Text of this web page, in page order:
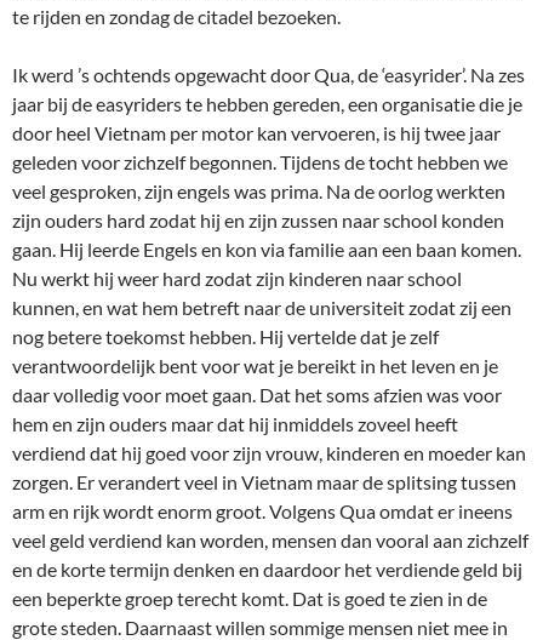
te rijden en zondag de citadel bezoeken.
Ik werd ’s ochtends opgewacht door Qua, de ‘easyrider’. Na zes
jaar bij de easyriders te hebben gereden, een organisatie die je
door heel Vietnam per motor kan vervoeren, is hij twee jaar
geleden voor zichzelf begonnen. Tijdens de tocht hebben we
veel gesproken, zijn engels was prima. Na de oorlog werkten
zijn ouders hard zodat hij en zijn zussen naar school konden
gaan. Hij leerde Engels en kon via familie aan een baan komen.
Nu werkt hij weer hard zodat zijn kinderen naar school
kunnen, en wat hem betreft naar de universiteit zodat zij een
nog betere toekomst hebben. Hij vertelde dat je zelf
verantwoordelijk bent voor wat je bereikt in het leven en je
daar volledig voor moet gaan. Dat het soms afzien was voor
hem en zijn ouders maar dat hij inmiddels zoveel heeft
verdiend dat hij goed voor zijn vrouw, kinderen en moeder kan
zorgen. Er verandert veel in Vietnam maar de splitsing tussen
arm en rijk wordt enorm groot. Volgens Qua omdat er ineens
veel geld verdiend kan worden, mensen dan vooral aan zichzelf
en de korte termijn denken en daardoor het verdiende geld bij
een beperkte groep terecht komt. Dat is goed te zien in de
grote steden. Daarnaast willen sommige mensen niet mee in